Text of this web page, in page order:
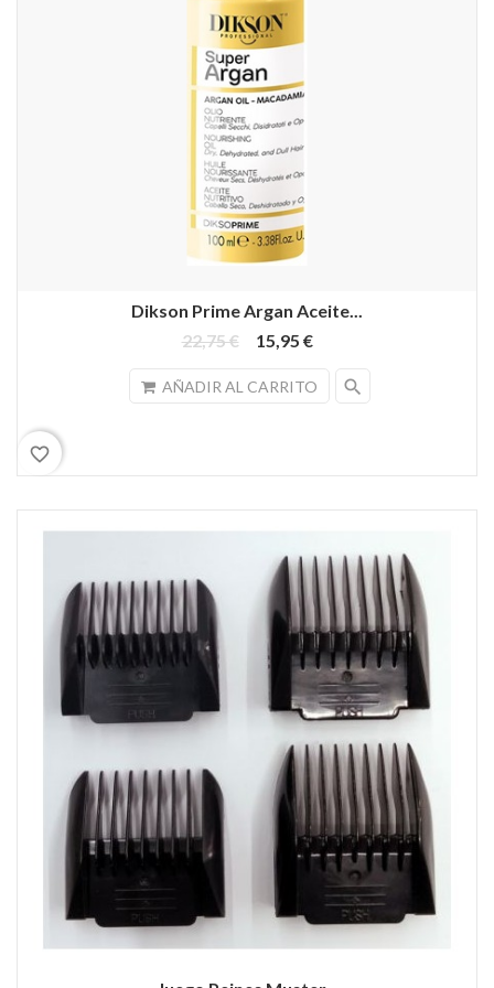
Dikson Prime Argan Aceite...
22,75 €
15,95 €
AÑADIR AL CARRITO search
favorite_border